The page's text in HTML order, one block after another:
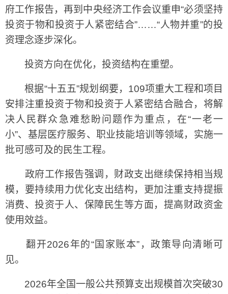
府工作报告，再到中央经济工作会议重申“必须坚持
投资于物和投资于人紧密结合”……“人物并重”的投
资理念逐步深化。
投资方向在优化，投资结构在重塑。
根据“十五五”规划纲要，109项重大工程和项目
安排注重投资于物和投资于人紧密结合融合，将解
决人民群众急难愁盼问题作为重点，在“一老一
小”、基层医疗服务、职业技能培训等领域，实施一
批可感可及的民生工程。
政府工作报告强调，财政支出继续保持相当规
模，要持续用力优化支出结构，更加注重支持提振
消费、投资于人、保障民生等方面，提高财政资金
使用效益。
翻开2026年的“国家账本”，政策导向清晰可
见。
2026年全国一般公共预算支出规模首次突破30